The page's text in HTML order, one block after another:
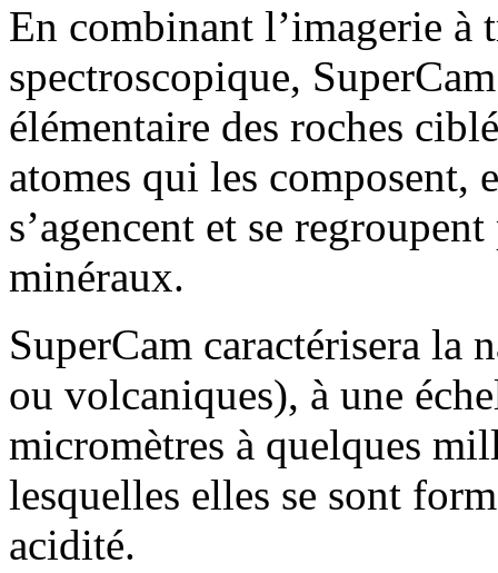
En combinant l’imagerie à
spectroscopique,
élémentaire des roches
atomes qui les composent,
s’agencent et se
minéraux.
SuperCam caractérisera la
ou volcaniques), à une
micromètres à quelques
lesquelles elles se sont
acidité.